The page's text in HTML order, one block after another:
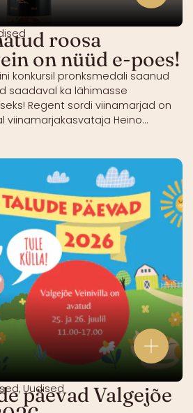
roosa
on nüüd e-poes!
konkursil pronksmedali saanud
saadaval ka lähimasse
Regent sordi viinamarjad on
viinamarjakasvataja Heino...
, Uudised
päevad Valgejõe